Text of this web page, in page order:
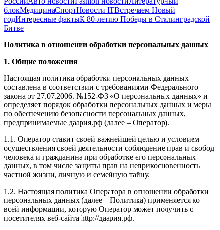
блокМедицинаСпортНовости ITВстречаем Новый
годИнтересные фактыК 80-летию Победы в Сталинградской
Битве
Политика в отношении обработки персональных данных
1. Общие положения
Настоящая политика обработки персональных данных
составлена в соответствии с требованиями Федерального
закона от 27.07.2006. №152-ФЗ «О персональных данных» и
определяет порядок обработки персональных данных и меры
по обеспечению безопасности персональных данных,
предпринимаемые даария.рф (далее – Оператор).
1.1. Оператор ставит своей важнейшей целью и условием
осуществления своей деятельности соблюдение прав и свобод
человека и гражданина при обработке его персональных
данных, в том числе защиты прав на неприкосновенность
частной жизни, личную и семейную тайну.
1.2. Настоящая политика Оператора в отношении обработки
персональных данных (далее – Политика) применяется ко
всей информации, которую Оператор может получить о
посетителях веб-сайта http://даария.рф.